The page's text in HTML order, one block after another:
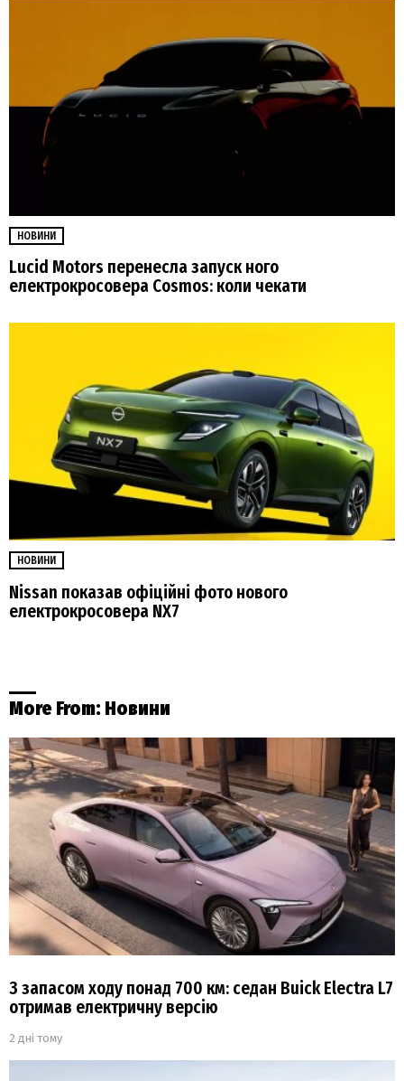
НОВИНИ
Lucid Motors перенесла запуск ного
електрокросовера Cosmos: коли чекати
НОВИНИ
Nissan показав офіційні фото нового
електрокросовера NX7
More From: Новини
З запасом ходу понад 700 км: седан Buick Electra L7
отримав електричну версію
2 дні тому